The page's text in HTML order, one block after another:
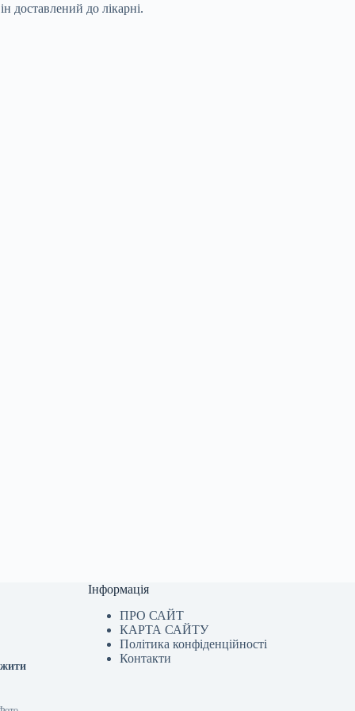
доставлений до лікарні.
Інформація
ПРО САЙТ
КАРТА САЙТУ
Політика конфіденційності
Контакти